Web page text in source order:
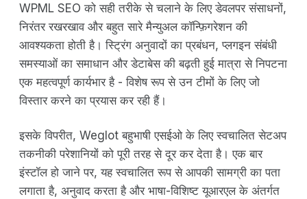
WPML SEO को सही तरीके से चलाने के लिए डेवलपर संसाधनों,
निरंतर रखरखाव और बहुत सारे मैन्युअल कॉन्फ़िगरेशन की
आवश्यकता होती है। स्ट्रिंग अनुवादों का प्रबंधन, प्लगइन संबंधी
समस्याओं का समाधान और डेटाबेस की बढ़ती हुई मात्रा से निपटना
एक महत्वपूर्ण कार्यभार है - विशेष रूप से उन टीमों के लिए जो
विस्तार करने का प्रयास कर रही हैं।
इसके विपरीत, Weglot बहुभाषी एसईओ के लिए स्वचालित सेटअप
तकनीकी परेशानियों को पूरी तरह से दूर कर देता है। एक बार
इंस्टॉल हो जाने पर, यह स्वचालित रूप से आपकी सामग्री का पता
लगाता है, अनुवाद करता है और भाषा-विशिष्ट यूआरएल के अंतर्गत